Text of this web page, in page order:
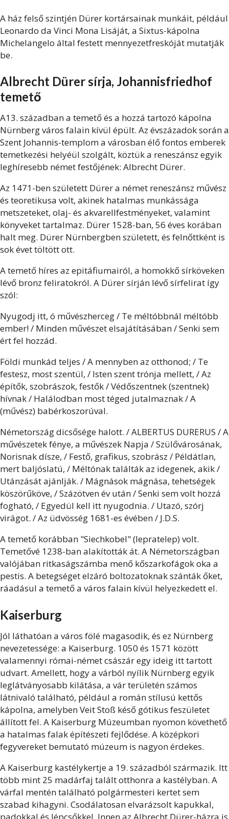
A ház felső szintjén Dürer kortársainak munkáit, például
Leonardo da Vinci Mona Lisáját, a Sixtus-kápolna
Michelangelo által festett mennyezetfreskóját mutatják
be.
Albrecht Dürer sírja, Johannisfriedhof
temető
A13. században a temető és a hozzá tartozó kápolna
Nürnberg város falain kívül épült. Az évszázadok során a
Szent Johannis-templom a városban élő fontos emberek
temetkezési helyéül szolgált, köztük a reneszánsz egyik
leghíresebb német festőjének: Albrecht Dürer.
Az 1471-ben született Dürer a német reneszánsz művész
és teoretikusa volt, akinek hatalmas munkássága
metszeteket, olaj- és akvarellfestményeket, valamint
könyveket tartalmaz. Dürer 1528-ban, 56 éves korában
halt meg. Dürer Nürnbergben született, és felnőttként is
sok évet töltött ott.
A temető híres az epitáfiumairól, a homokkő sírköveken
lévő bronz feliratokról. A Dürer sírján lévő sírfelirat így
szól:
Nyugodj itt, ó művészherceg / Te méltóbbnál méltóbb
ember! / Minden művészet elsajátításában / Senki sem
ért fel hozzád.
Földi munkád teljes / A mennyben az otthonod; / Te
festesz, most szentül, / Isten szent trónja mellett, / Az
építők, szobrászok, festők / Védőszentnek (szentnek)
hívnak / Halálodban most téged jutalmaznak / A
(művész) babérkoszorúval.
Németország dicsősége halott. / ALBERTUS DURERUS / A
művészetek fénye, a művészek Napja / Szülővárosának,
Norisnak dísze, / Festő, grafikus, szobrász / Példátlan,
mert baljóslatú, / Méltónak találták az idegenek, akik /
Utánzását ajánlják. / Mágnások mágnása, tehetségek
köszörűköve, / Százötven év után / Senki sem volt hozzá
fogható, / Egyedül kell itt nyugodnia. / Utazó, szórj
virágot. / Az üdvösség 1681-es évében / J.D.S.
A temető korábban "Siechkobel" (lepratelep) volt.
Temetővé 1238-ban alakították át. A Németországban
valójában ritkaságszámba menő kőszarkofágok oka a
pestis. A betegséget elzáró boltozatoknak szánták őket,
ráadásul a temető a város falain kívül helyezkedett el.
Kaiserburg
Jól láthatóan a város fölé magasodik, és ez Nürnberg
nevezetessége: a Kaiserburg. 1050 és 1571 között
valamennyi római-német császár egy ideig itt tartott
udvart. Amellett, hogy a várból nyílik Nürnberg egyik
leglátványosabb kilátása, a vár területén számos
látnivaló található, például a román stílusú kettős
kápolna, amelyben Veit Stoß késő gótikus feszületet
állított fel. A Kaiserburg Múzeumban nyomon követhető
a hatalmas falak építészeti fejlődése. A középkori
fegyvereket bemutató múzeum is nagyon érdekes.
A Kaiserburg kastélykertje a 19. századból származik. Itt
több mint 25 madárfaj talált otthonra a kastélyban. A
várfal mentén található polgármesteri kertet sem
szabad kihagyni. Csodálatosan elvarázsolt kapukkal,
padokkal és lépcsőkkel. Innen az Albrecht Dürer-házra is